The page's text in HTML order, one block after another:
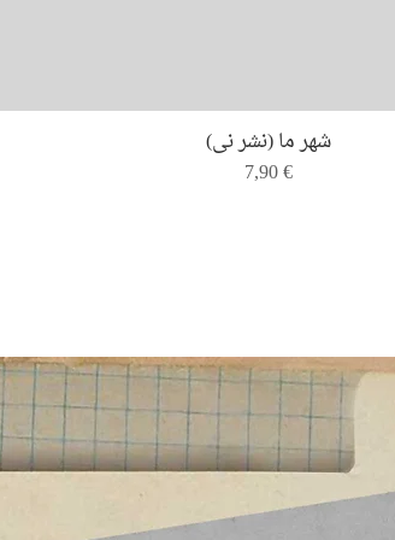
Quick View
شهر ما (نشر نی)
Price
7,90 €